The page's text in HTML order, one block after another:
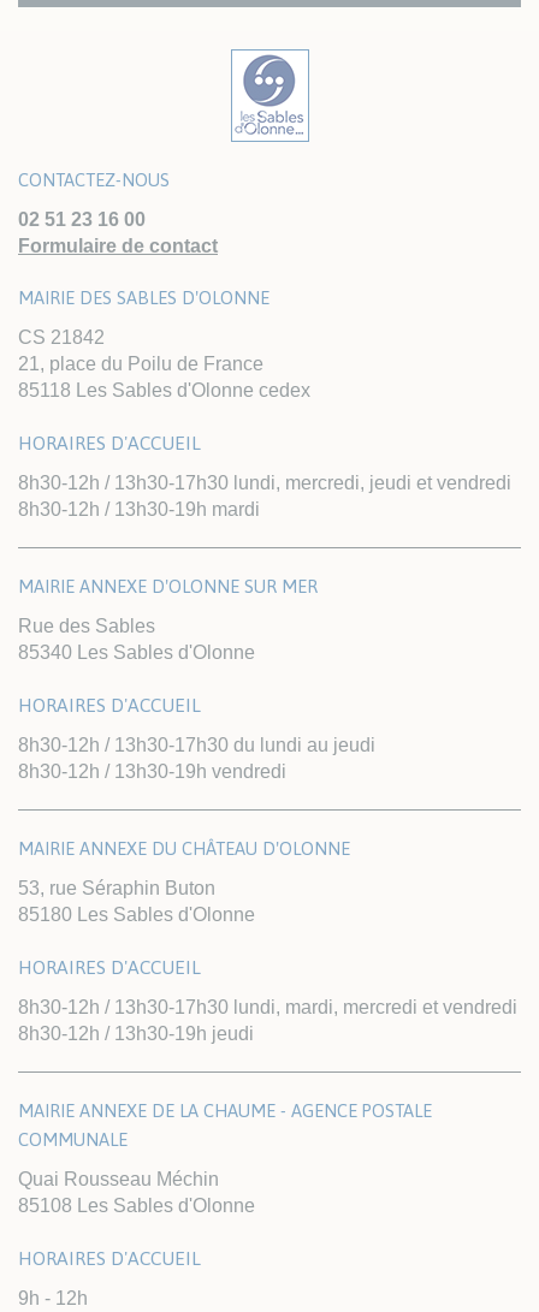
CONTACTEZ-NOUS
02 51 23 16 00
Formulaire de contact
MAIRIE DES SABLES D'OLONNE
CS 21842
21, place du Poilu de France
85118 Les Sables d'Olonne cedex
HORAIRES D'ACCUEIL
8h30-12h / 13h30-17h30 lundi, mercredi, jeudi et vendredi
8h30-12h / 13h30-19h mardi
MAIRIE ANNEXE D'OLONNE SUR MER
Rue des Sables
85340 Les Sables d'Olonne
HORAIRES D'ACCUEIL
8h30-12h / 13h30-17h30 du lundi au jeudi
8h30-12h / 13h30-19h vendredi
MAIRIE ANNEXE DU CHÂTEAU D'OLONNE
53, rue Séraphin Buton
85180 Les Sables d'Olonne
HORAIRES D'ACCUEIL
8h30-12h / 13h30-17h30 lundi, mardi, mercredi et vendredi
8h30-12h / 13h30-19h jeudi
MAIRIE ANNEXE DE LA CHAUME - AGENCE POSTALE
COMMUNALE
Quai Rousseau Méchin
85108 Les Sables d'Olonne
HORAIRES D'ACCUEIL
9h - 12h